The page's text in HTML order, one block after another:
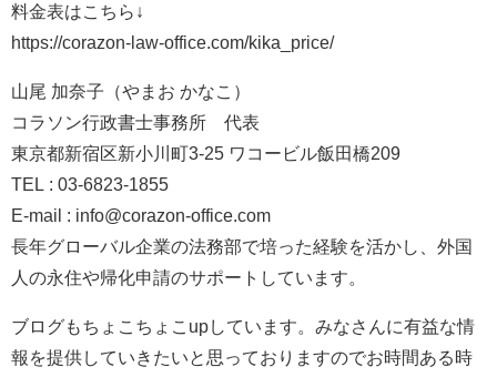
料金表はこちら↓
https://corazon-law-office.com/kika_price/
山尾 加奈子（やまお かなこ）
コラソン行政書士事務所 代表
東京都新宿区新小川町3-25 ワコービル飯田橋209
TEL : 03-6823-1855
E-mail : info@corazon-office.com
長年グローバル企業の法務部で培った経験を活かし、外国
人の永住や帰化申請のサポートしています。
ブログもちょこちょこupしています。みなさんに有益な情
報を提供していきたいと思っておりますのでお時間ある時